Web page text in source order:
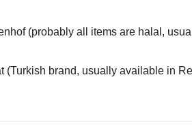
(probably all items are halal,
(Turkish brand, usually available in